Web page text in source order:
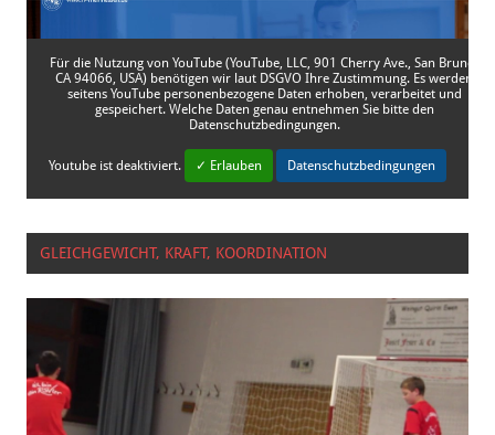
Für die Nutzung von YouTube (YouTube, LLC, 901 Cherry Ave., San Bruno,
CA 94066, USA) benötigen wir laut DSGVO Ihre Zustimmung. Es werden
seitens YouTube personenbezogene Daten erhoben, verarbeitet und
gespeichert. Welche Daten genau entnehmen Sie bitte den
Datenschutzbedingungen.
Youtube ist deaktiviert. ✓ Erlauben Datenschutzbedingungen
GLEICHGEWICHT, KRAFT, KOORDINATION